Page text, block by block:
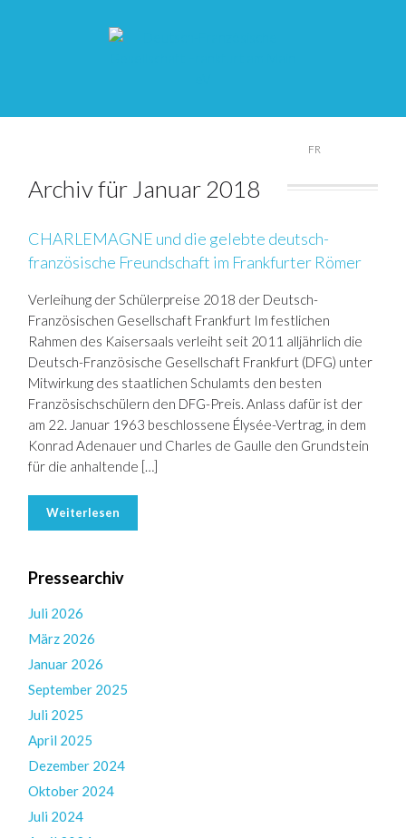
FR
Archiv für Januar 2018
CHARLEMAGNE und die gelebte deutsch-
französische Freundschaft im Frankfurter Römer
Verleihung der Schülerpreise 2018 der Deutsch-
Französischen Gesellschaft Frankfurt Im festlichen
Rahmen des Kaisersaals verleiht seit 2011 alljährlich die
Deutsch-Französische Gesellschaft Frankfurt (DFG) unter
Mitwirkung des staatlichen Schulamts den besten
Französischschülern den DFG-Preis. Anlass dafür ist der
am 22. Januar 1963 beschlossene Élysée-Vertrag, in dem
Konrad Adenauer und Charles de Gaulle den Grundstein
für die anhaltende […]
Weiterlesen
Pressearchiv
Juli 2026
März 2026
Januar 2026
September 2025
Juli 2025
April 2025
Dezember 2024
Oktober 2024
Juli 2024